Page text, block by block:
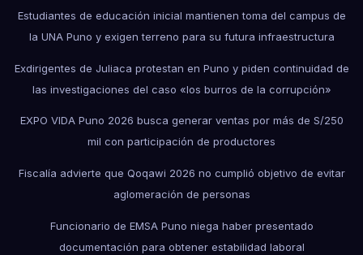
Estudiantes de educación inicial mantienen toma del campus de
la UNA Puno y exigen terreno para su futura infraestructura
Exdirigentes de Juliaca protestan en Puno y piden continuidad de
las investigaciones del caso «los burros de la corrupción»
EXPO VIDA Puno 2026 busca generar ventas por más de S/250
mil con participación de productores
Fiscalía advierte que Qoqawi 2026 no cumplió objetivo de evitar
aglomeración de personas
Funcionario de EMSA Puno niega haber presentado
documentación para obtener estabilidad laboral